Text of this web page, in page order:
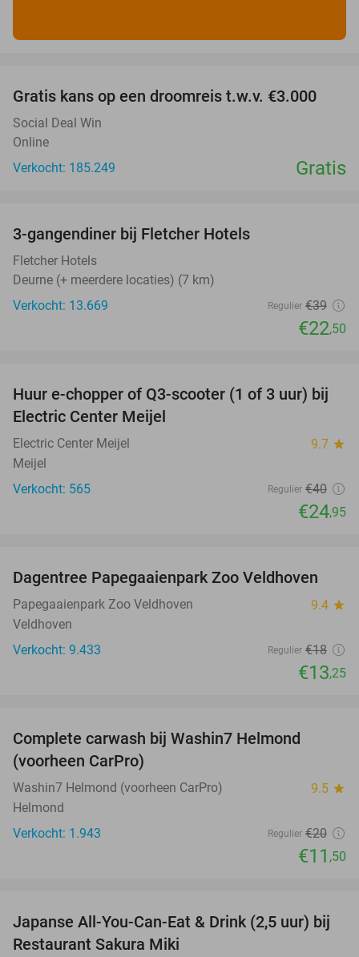
Gratis kans op een droomreis t.w.v. €3.000
Social Deal Win
Online
Verkocht: 185.249
Gratis
3-gangendiner bij Fletcher Hotels
Fletcher Hotels
Deurne (+ meerdere locaties) (7 km)
Verkocht: 13.669
Regulier €39
€22,50
38%
Huur e-chopper of Q3-scooter (1 of 3 uur) bij
Electric Center Meijel
Electric Center Meijel 9.7 star
Meijel
Verkocht: 565
Regulier €40
€24,95
26%
Dagentree Papegaaienpark Zoo Veldhoven
Papegaaienpark Zoo Veldhoven 9.4 star
Veldhoven
Verkocht: 9.433
Regulier €18
€13,25
Complete carwash bij Washin7 Helmond
(voorheen CarPro)
Washin7 Helmond (voorheen CarPro) 9.5 star
Helmond
Verkocht: 1.943
Regulier €20
€11 ,50
13%
Japanse All-You-Can-Eat & Drink (2,5 uur) bij
Restaurant Sakura Miki